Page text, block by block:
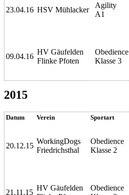
23.04.16 HSV Mühlacker
Agility
A1
09.04.16
HV Gäufelden
Flinke Pfoten
Obedience
Klasse 3
2015
Datum Verein Sportart
20.12.15
WorkingDogs
Friedrichsthal
Obedience
Klasse 2
21.11.15
HV Gäufelden
Obedience